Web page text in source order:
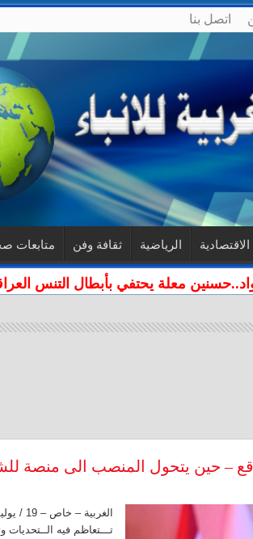
اتصل بنا
الاقتصادية الرياضية ثقافة وفن متابعات
معلة يحتفي بأبطال التنس
– حين يتحول المنصب الى منصة
احمد
المبرقع
تـــتعاظم فيه الــتحديات